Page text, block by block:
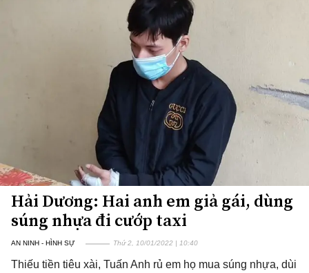
Hải Dương: Hai anh em giả gái, dùng
súng nhựa đi cướp taxi
AN NINH - HÌNH SỰ Thứ 2, 10/01/2022 | 10:40
Thiếu tiền tiêu xài, Tuấn Anh rủ em họ mua súng nhựa, dùi